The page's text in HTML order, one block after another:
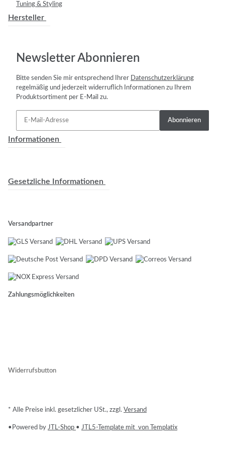
Tuning & Styling
Hersteller
Newsletter Abonnieren
Bitte senden Sie mir entsprechend Ihrer Datenschutzerklärung
regelmäßig und jederzeit widerruflich Informationen zu Ihrem
Produktsortiment per E-Mail zu.
Abonnieren
Informationen
Gesetzliche Informationen
Versandpartner
Zahlungsmöglichkeiten
Widerrufsbutton
* Alle Preise inkl. gesetzlicher USt., zzgl. Versand
• Powered by JTL-Shop • JTL5-Template mit von Templatix